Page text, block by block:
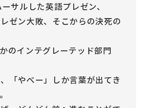
サルした英語プレゼン、
ゼン大敗、そこからの決死の
のインテグレーテッド部門
「やべー」しか言葉が出てき